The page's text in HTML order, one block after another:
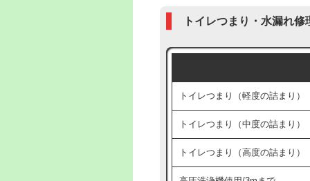
トイレつまり・水漏れ
トイレつまり（軽度の詰まり）
トイレつまり（中度の詰まり）
トイレつまり（高度の詰まり）